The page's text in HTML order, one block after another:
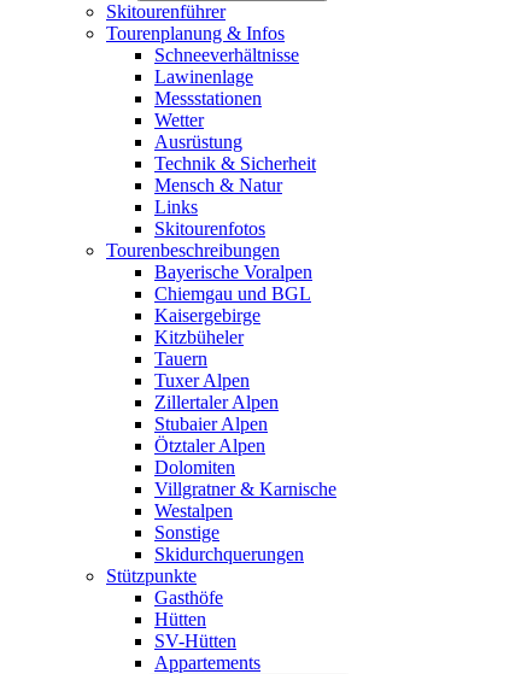
Skitourenführer
Tourenplanung & Infos
Schneeverhältnisse
Lawinenlage
Messstationen
Wetter
Ausrüstung
Technik & Sicherheit
Mensch & Natur
Links
Skitourenfotos
Tourenbeschreibungen
Bayerische Voralpen
Chiemgau und BGL
Kaisergebirge
Kitzbüheler
Tauern
Tuxer Alpen
Zillertaler Alpen
Stubaier Alpen
Ötztaler Alpen
Dolomiten
Villgratner & Karnische
Westalpen
Sonstige
Skidurchquerungen
Stützpunkte
Gasthöfe
Hütten
SV-Hütten
Appartements